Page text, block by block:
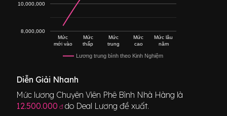
Lương trung bình theo Kinh Nghiệm
Mức
mới vào
Mức
thấp
Mức
trung
Mức
cao
Mức lâu
năm
8,000,000
10,000,000
Diễn Giải Nhanh
Mức lương Chuyên Viên Phê Bình Nhà Hàng là
12.500.000 đdo Deal Lương đề xuất.